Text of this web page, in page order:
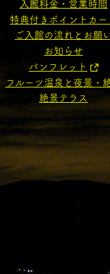
入館料金・営業時間
特典付きポイントカー
ご入館の流れとお願
お知らせ
パンフレット
フルーツ温泉と夜景・
絶景テラス